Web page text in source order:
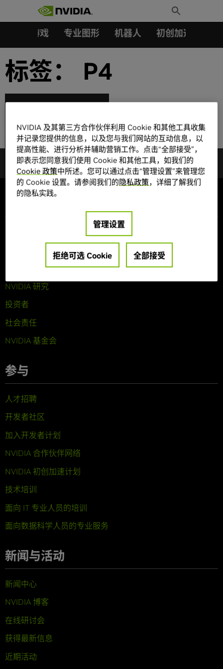
Toggle
Search
游戏 专业图形 机器人 初创加速会员成
标签： P4
实现计算平台全面升
级，AI效率提高百倍
NVIDIA 研究
投资者
社会责任
NVIDIA 基金会
参与
人才招聘
开发者社区
加入开发者计划
NVIDIA 合作伙伴网络
NVIDIA 初创加速计划
技术培训
面向 IT 专业人员的培训
面向数据科学人员的专业服务
新闻与活动
新闻中心
NVIDIA 博客
在线研讨会
获得最新信息
近期活动
NVIDIA 及其第三方合作伙伴利用 Cookie 和其他工具收集
并记录您提供的信息，以及您与我们网站的互动信息，以
提高性能、进行分析并辅助营销工作。点击“全部接受”，
即表示您同意我们使用 Cookie 和其他工具，如我们的
Cookie 政策中所述。您可以通过点击“管理设置”来管理您
的 Cookie 设置。请参阅我们的隐私政策，详细了解我们
的隐私实践。
管理设置
拒绝可选 Cookie 全部接受